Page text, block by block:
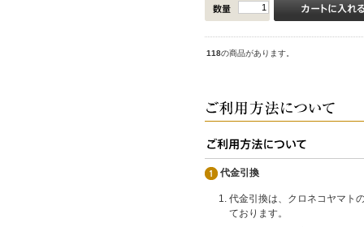
118の商品があります。
代金引換
代金引換は、クロネコヤマト
ております。